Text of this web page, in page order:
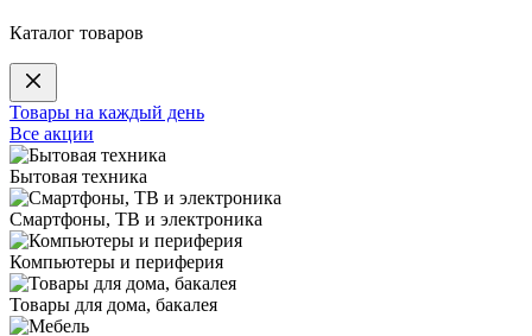
Каталог товаров
Товары на каждый день
Все акции
Бытовая техника
Смартфоны, ТВ и электроника
Компьютеры и периферия
Товары для дома, бакалея